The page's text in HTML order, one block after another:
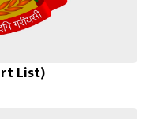
List)